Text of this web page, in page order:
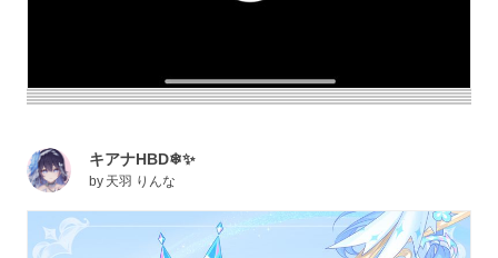
キアナHBD❄✨
by 天羽 りんな